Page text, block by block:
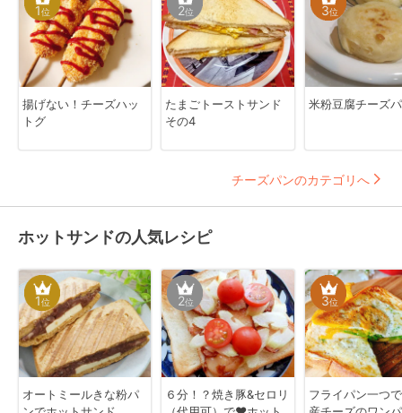
1位
揚げない！チーズハッ
トグ
2位
たまごトーストサンド
その4
3位
米粉豆腐チーズ
チーズパンのカテゴリへ
ホットサンドの人気レシピ
1位
オートミールきな粉パ
2位
６分！？焼き豚&セロリ
3位
フライパン一つ